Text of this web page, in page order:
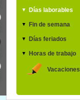
▼ Días laborables
▼ Fin de semana
▼ Días feriados
▼ Horas de trabajo
Vacaciones